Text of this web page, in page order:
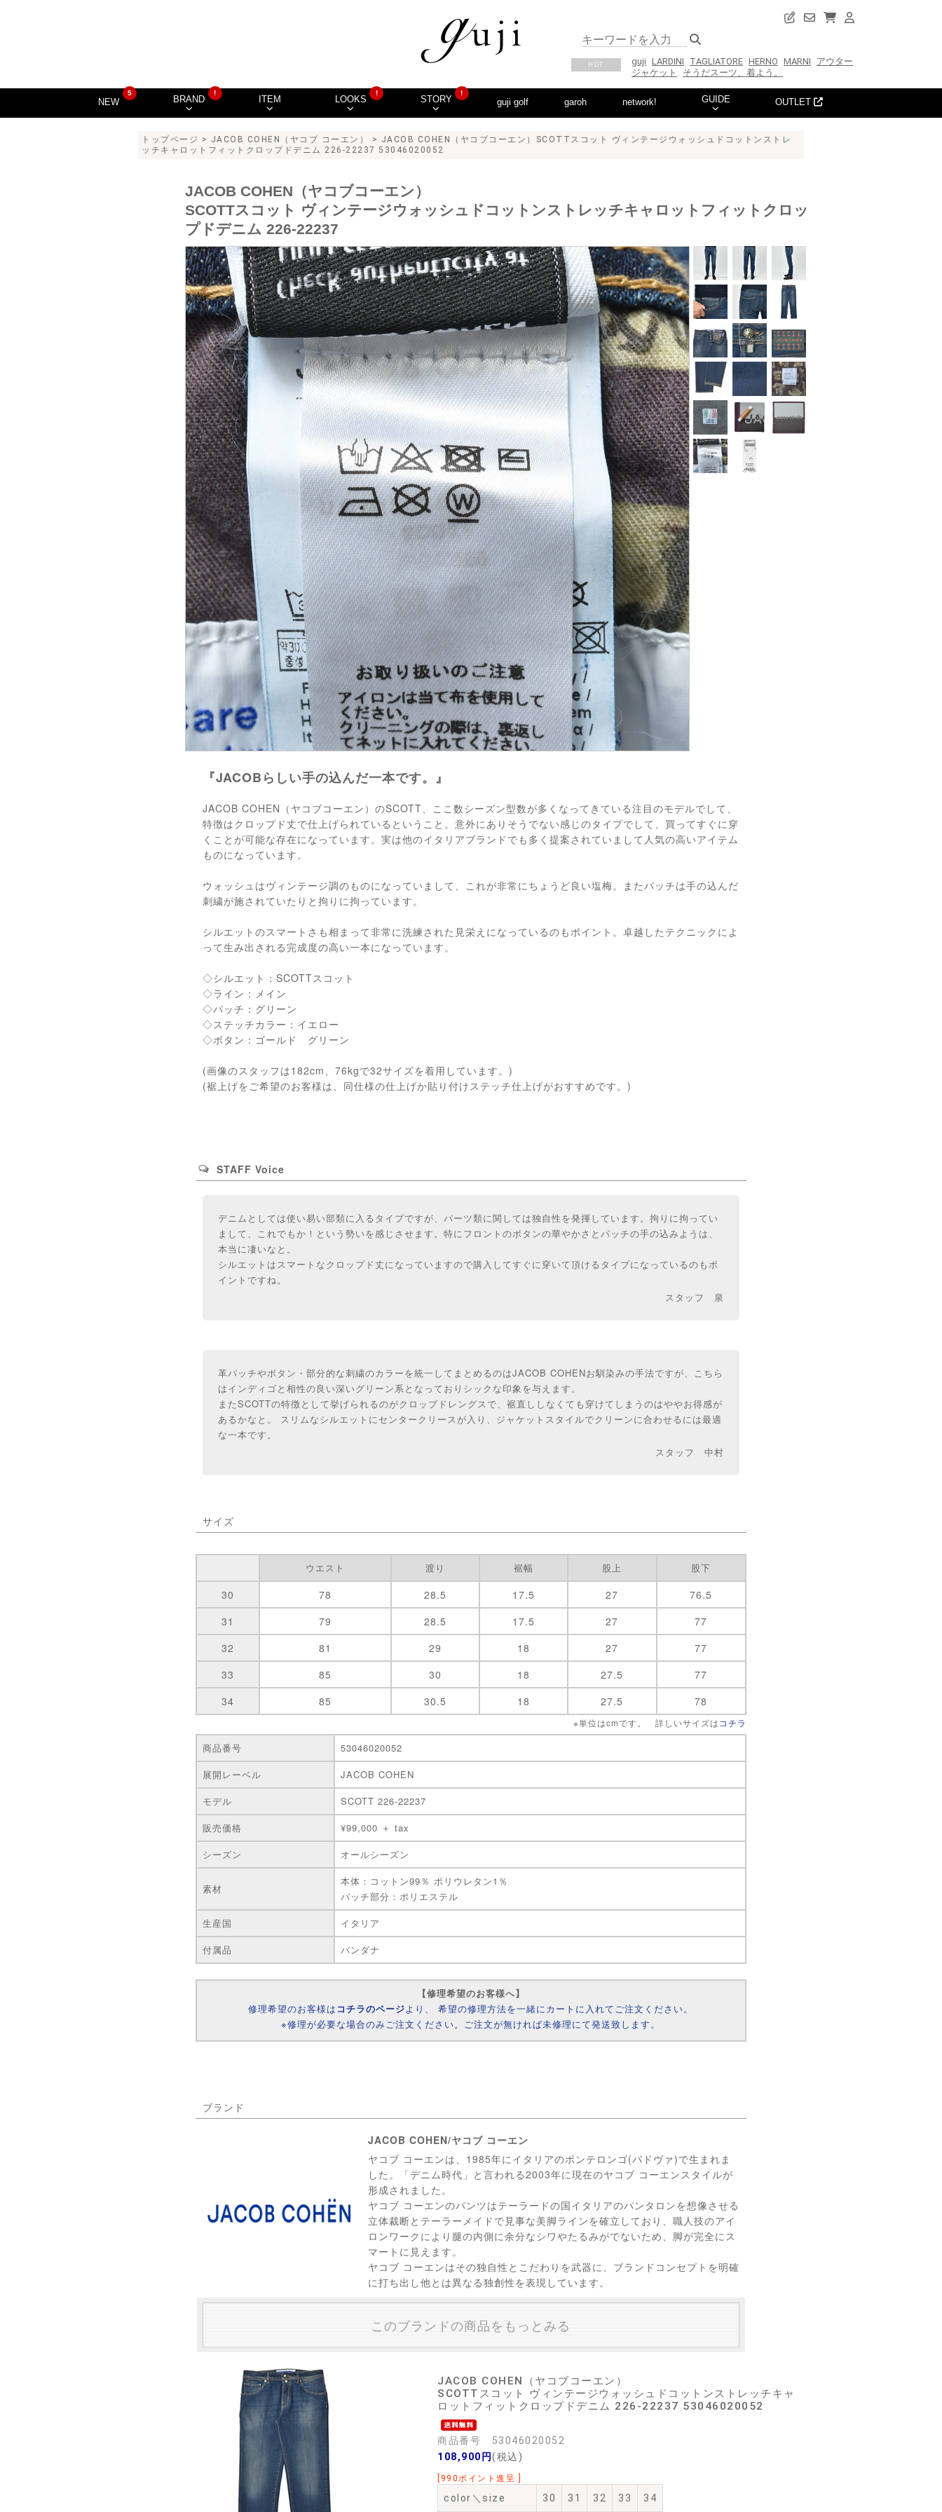
HOT guji LARDINI TAGLIATORE HERNO MARNI
アウター
ジャケット
そうだスーツ、着よう。
NEW
5
BRAND
!
ITEM LOOKS
!
STORY
!
guji golf garoh network! GUIDE OUTLET
トップページ > JACOB COHEN（ヤコブ コーエン）
> JACOB COHEN（ヤコブコーエン）SCOTTスコット ヴィンテージウォッシュドコットンストレ
ッチキャロットフィットクロップドデニム 226-22237 53046020052
『JACOBらしい手の込んだ一本です。』
JACOB COHEN（ヤコブコーエン）のSCOTT、ここ数シーズン型数が多くなってきている注目のモデルでして、
特徴はクロップド丈で仕上げられているということ。意外にありそうでない感じのタイプでして、買ってすぐに穿
くことが可能な存在になっています。実は他のイタリアブランドでも多く提案されていまして人気の高いアイテム
ものになっています。
ウォッシュはヴィンテージ調のものになっていまして、これが非常にちょうど良い塩梅。またパッチは手の込んだ
刺繍が施されていたりと拘りに拘っています。
シルエットのスマートさも相まって非常に洗練された見栄えになっているのもポイント。卓越したテクニックによ
って生み出される完成度の高い一本になっています。
◇シルエット：SCOTTスコット
◇ライン：メイン
◇パッチ：グリーン
◇ステッチカラー：イエロー
◇ボタン：ゴールド グリーン
(画像のスタッフは182cm、76kgで32サイズを着用しています。)
(裾上げをご希望のお客様は、同仕様の仕上げか貼り付けステッチ仕上げがおすすめです。)
STAFF Voice
デニムとしては使い易い部類に入るタイプですが、パーツ類に関しては独自性を発揮しています。拘りに拘ってい
まして、これでもか！という勢いを感じさせます。特にフロントのボタンの華やかさとパッチの手の込みようは、
本当に凄いなと。
シルエットはスマートなクロップド丈になっていますので購入してすぐに穿いて頂けるタイプになっているのもポ
イントですね。
スタッフ 泉
革パッチやボタン・部分的な刺繍のカラーを統一してまとめるのはJACOB COHENお馴染みの手法ですが、こちら
はインディゴと相性の良い深いグリーン系となっておりシックな印象を与えます。
またSCOTTの特徴として挙げられるのがクロップドレングスで、裾直ししなくても穿けてしまうのはややお得感が
あるかなと。 スリムなシルエットにセンタークリースが入り、ジャケットスタイルでクリーンに合わせるには最適
な一本です。
スタッフ 中村
サイズ
ウエスト 渡り 裾幅 股上 股下
30 78 28.5 17.5 27
76.5
31
79 28.5 17.5 27
77
32
81 29 18 27
77
33
85 30 18 27.5
77
34
85 30.5 18 27.5 78
※単位はcmです。 詳しいサイズは コチラ
商品番号
53046020052
展開レーベル
JACOB COHEN
モデル
SCOTT 226-22237
販売価格
¥99,000 ＋ tax
シーズン
オールシーズン
素材
本体：コットン99％ ポリウレタン1％
パッチ部分：ポリエステル
生産国
イタリア
付属品
バンダナ
【修理希望のお客様へ】
修理希望のお客様は コチラのページより、 希望の修理方法を一緒にカートに入れてご注文ください。
※修理が必要な場合のみご注文ください。ご注文が無ければ未修理にて発送致します。
ブランド
JACOB COHEN/ヤコブ コーエン
ヤコブ コーエンは、1985年にイタリアのポンテロンゴ(パドヴァ)で生まれま
した。「デニム時代」と言われる2003年に現在のヤコブ コーエンスタイルが
形成されました。
ヤコブ コーエンのパンツはテーラードの国イタリアのパンタロンを想像させる
立体裁断とテーラーメイドで見事な美脚ラインを確立しており、職人技のアイ
ロンワークにより腿の内側に余分なシワやたるみがでないため、脚が完全にス
マートに見えます。
ヤコブ コーエンはその独自性とこだわりを武器に、ブランドコンセプトを明確
に打ち出し他とは異なる独創性を表現しています。
このブランドの商品をもっとみる
JACOB COHEN（ヤコブコーエン）
SCOTTスコット ヴィンテージウォッシュドコットンストレッチキャ
ロットフィットクロップドデニム 226-22237 53046020052
商品番号 53046020052
108,900円(税込)
[990ポイント進呈 ]
color＼size 30 31 32 33 34